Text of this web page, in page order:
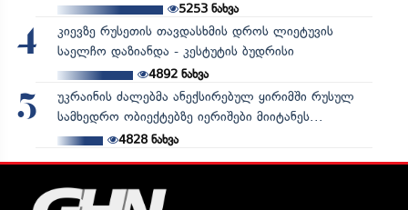
5253ნახვა
4
კიევზე რუსეთის თავდასხმის დროს ლიეტუვის
საელჩო დაზიანდა - კესტუტის ბუდრისი
4892ნახვა
5
უკრაინის ძალებმა ანექსირებულ ყირიმში რუსულ
სამხედრო ობიექტებზე იერიშები მიიტანეს...
4828ნახვა